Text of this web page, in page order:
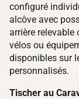
configuré
alcôve avec
arrière
vélos ou
disponibles sur
personnalisés.
Tischer au